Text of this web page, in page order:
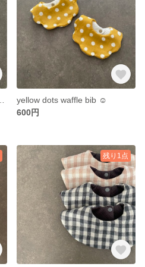
yellow dots waffle bib ☺︎
600円
残り1点